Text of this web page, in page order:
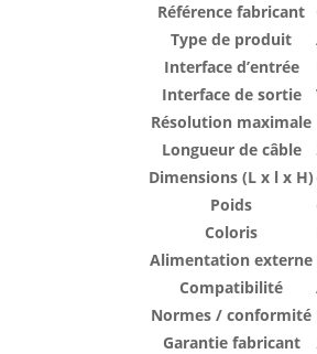
Référence fabricant
Type de produit
Interface d’entrée
Interface de sortie
Résolution maximale
Longueur de câble
Dimensions (L x l x H)
Poids
Coloris
Alimentation externe
Compatibilité
Normes / conformité
Garantie fabricant